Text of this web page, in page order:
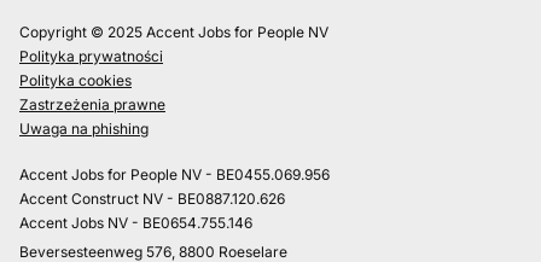
Copyright © 2025 Accent Jobs for People NV
Polityka prywatności
Polityka cookies
Zastrzeżenia prawne
Uwaga na phishing
Accent Jobs for People NV - BE0455.069.956
Accent Construct NV - BE0887.120.626
Accent Jobs NV - BE0654.755.146
Beversesteenweg 576, 8800 Roeselare